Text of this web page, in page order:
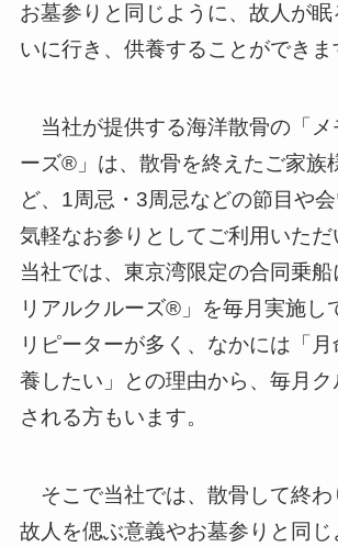
お墓参りと同じように、故人が
いに行き、供養することができま
当社が提供する海洋散骨の「メ
ーズ®」は、散骨を終えたご家族
ど、1周忌・3周忌などの節目や
気軽なお参りとしてご利用いただ
当社では、東京湾限定の合同乗
リアルクルーズ®」を毎月実施し
リピーターが多く、なかには「
養したい」との理由から、毎月ク
される方もいます。
そこで当社では、散骨して終わ
故人を偲ぶ意義やお墓参りと同